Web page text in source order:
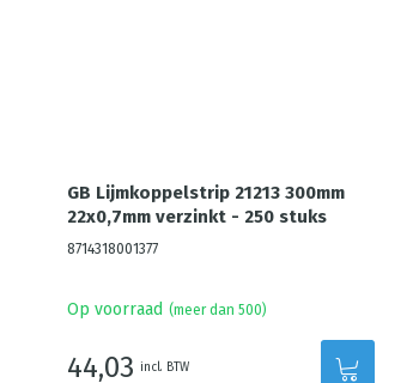
GB Lijmkoppelstrip 21213 300mm
22x0,7mm verzinkt - 250 stuks
8714318001377
Op voorraad (meer dan 500)
44,03 incl. BTW